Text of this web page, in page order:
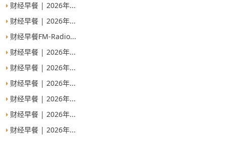
财经早餐 | 2026年...
财经早餐 | 2026年...
财经早餐FM-Radio...
财经早餐 | 2026年...
财经早餐 | 2026年...
财经早餐 | 2026年...
财经早餐 | 2026年...
财经早餐 | 2026年...
财经早餐 | 2026年...